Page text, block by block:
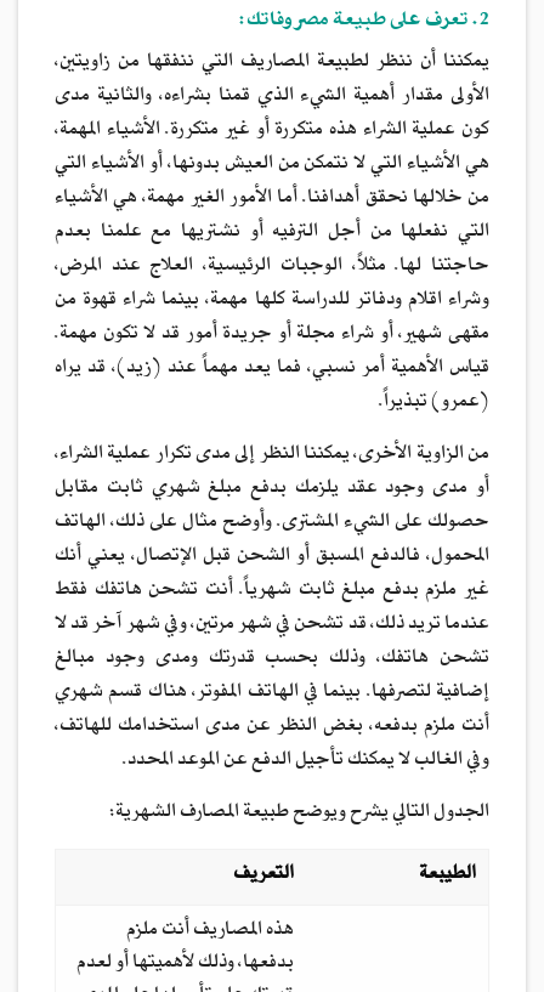
2. تعرف على طبيعة مصروفاتك:
يمكننا أن ننظر لطبيعة المصاريف التي ننفقها من زاويتين،
الأولى مقدار أهمية الشيء الذي قمنا بشراءه، والثانية مدى
كون عملية الشراء هذه متكررة أو غير متكررة. الأشياء المهمة،
هي الأشياء التي لا نتمكن من العيش بدونها، أو الأشياء التي
من خلالها نحقق أهدافنا. أما الأمور الغير مهمة، هي الأشياء
التي نفعلها من أجل الترفيه أو نشتريها مع علمنا بعدم
حاجتنا لها. مثلاً، الوجبات الرئيسية، العلاج عند المرض،
وشراء اقلام ودفاتر للدراسة كلها مهمة، بينما شراء قهوة من
مقهى شهير، أو شراء مجلة أو جريدة أمور قد لا تكون مهمة.
قياس الأهمية أمر نسبي، فما يعد مهماً عند (زيد)، قد يراه
(عمرو) تبذيراً.
من الزاوية الأخرى، يمكننا النظر إلى مدى تكرار عملية الشراء،
أو مدى وجود عقد يلزمك بدفع مبلغ شهري ثابت مقابل
حصولك على الشيء المشترى. وأوضح مثال على ذلك، الهاتف
المحمول، فالدفع المسبق أو الشحن قبل الإتصال، يعني أنك
غير ملزم بدفع مبلغ ثابت شهرياً. أنت تشحن هاتفك فقط
عندما تريد ذلك، قد تشحن في شهر مرتين، وفي شهر آخر قد لا
تشحن هاتفك، وذلك بحسب قدرتك ومدى وجود مبالغ
إضافية لتصرفها. بينما في الهاتف المفوتر، هناك قسم شهري
أنت ملزم بدفعه، بغض النظر عن مدى استخدامك للهاتف،
وفي الغالب لا يمكنك تأجيل الدفع عن الموعد المحدد.
الجدول التالي يشرح ويوضح طبيعة المصارف الشهرية:
الطيبعة
التعريف
هذه المصاريف أنت ملزم
بدفعها، وذلك لأهميتها أو لعدم